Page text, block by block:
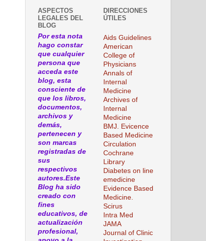
ASPECTOS
LEGALES DEL
BLOG
Por esta nota
hago constar
que cualquier
persona que
acceda este
blog, esta
consciente de
que los libros,
documentos,
archivos y
demás,
pertenecen y
son marcas
registradas de
sus
respectivos
autores.Este
Blog ha sido
creado con
fines
educativos, de
actualización
profesional,
DIRECCIONES
ÚTILES
Aids Guidelines
American
College of
Physicians
Annals of
Internal
Medicine
Archives of
Internal
Medicine
BMJ. Evicence
Based Medicine
Circulation
Cochrane
Library
Diabetes on line
emedicine
Evidence Based
Medicine.
Scirus
Intra Med
JAMA
Journal of Clinic